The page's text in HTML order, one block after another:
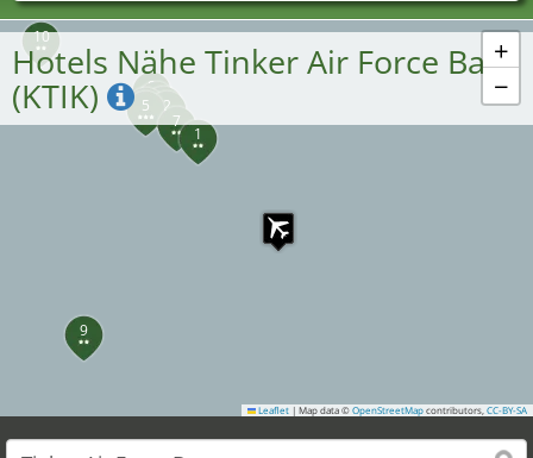
1
2
3
5
6
7
8
9
10
+
−
Leaflet | Map data © OpenStreetMap contributors, CC-BY-SA
Hotels Nähe Tinker Air Force Base
(KTIK)
Messenamen Länder Städte
Branchen
Dienstleisterbranchen